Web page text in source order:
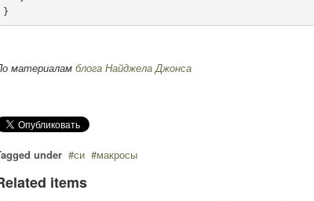
}
материалам блога Найджела Джонса
under си макросы
items